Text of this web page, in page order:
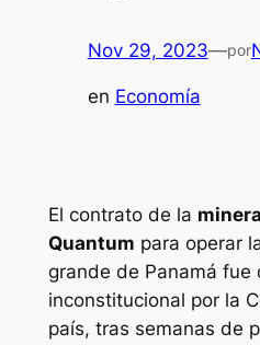
Nov 29, 2023—por
en Economía
El contrato de la
Quantum para operar
grande de Panamá fue
inconstitucional por la
país, tras semanas de